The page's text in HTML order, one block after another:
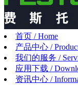
首页 / Home
产品中心 /
我们的服务 /
应用下载 /
资讯中心 /